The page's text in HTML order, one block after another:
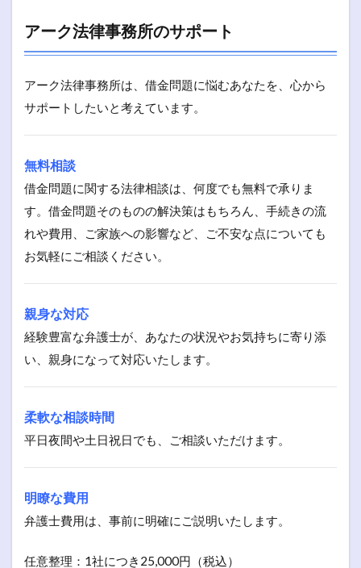
アーク法律事務所のサポート
アーク法律事務所は、借金問題に悩むあなたを、心から
サポートしたいと考えています。
無料相談
借金問題に関する法律相談は、何度でも無料で承りま
す。借金問題そのものの解決策はもちろん、手続きの流
れや費用、ご家族への影響など、ご不安な点についても
お気軽にご相談ください。
親身な対応
経験豊富な弁護士が、あなたの状況やお気持ちに寄り添
い、親身になって対応いたします。
柔軟な相談時間
平日夜間や土日祝日でも、ご相談いただけます。
明瞭な費用
弁護士費用は、事前に明確にご説明いたします。
任意整理：1社につき25,000円（税込）